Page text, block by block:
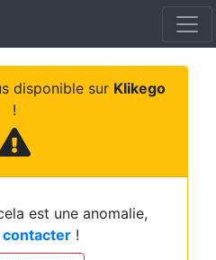
disponible sur Klikego
!
est une anomalie,
contacter !